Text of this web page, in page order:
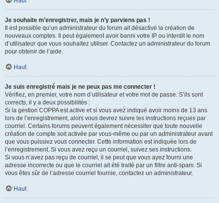
Je souhaite m’enregistrer, mais je n’y parviens pas !
Il est possible qu’un administrateur du forum ait désactivé la création de
nouveaux comptes. Il peut également avoir banni votre IP ou interdit le nom
d’utilisateur que vous souhaitez utiliser. Contactez un administrateur du forum
pour obtenir de l’aide.
Haut
Je suis enregistré mais je ne peux pas me connecter !
Vérifiez, en premier, votre nom d’utilisateur et votre mot de passe. S’ils sont
corrects, il y a deux possibilités :
Si la gestion COPPA est active et si vous avez indiqué avoir moins de 13 ans
lors de l’enregistrement, alors vous devrez suivre les instructions reçues par
courriel. Certains forums peuvent également nécessiter que toute nouvelle
création de compte soit activée par vous-même ou par un administrateur avant
que vous puissiez vous connecter. Cette information est indiquée lors de
l’enregistrement. Si vous avez reçu un courriel, suivez ses instructions.
Si vous n’avez pas reçu de courriel, il se peut que vous ayez fourni une
adresse incorrecte ou que le courriel ait été traité par un filtre anti-spam. Si
vous êtes sûr de l’adresse courriel fournie, contactez un administrateur.
Haut